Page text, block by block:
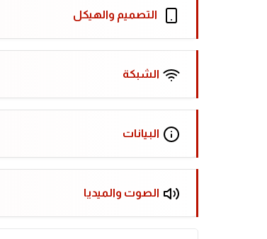
التصميم والهيكل
الشبكة
البيانات
الصوت والميديا